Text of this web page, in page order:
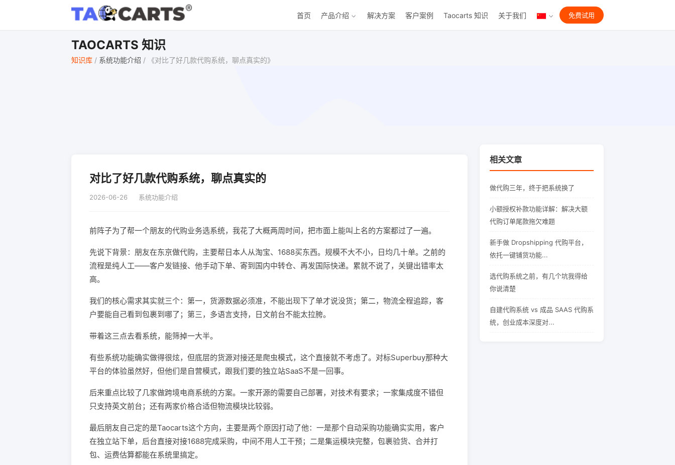
首页 产品介绍 解决方案 客户案例 Taocarts 知识 关于我们 免费试用
TAOCARTS 知识
知识库 / 系统功能介绍 / 《对比了好几款代购系统，聊点真实的》
对比了好几款代购系统，聊点真实的
2026-06-26 系统功能介绍
前阵子为了帮一个朋友的代购业务选系统，我花了大概两周时间，把市面上能叫上名的方案都过了一遍。
先说下背景：朋友在东京做代购，主要帮日本人从淘宝、1688买东西。规模不大不小，日均几十单。之前的
流程是纯人工——客户发链接、他手动下单、寄到国内中转仓、再发国际快递。累就不说了，关键出错率太
高。
我们的核心需求其实就三个：第一，货源数据必须准，不能出现下了单才说没货；第二，物流全程追踪，客
户要能自己看到包裹到哪了；第三，多语言支持，日文前台不能太拉胯。
带着这三点去看系统，能筛掉一大半。
有些系统功能确实做得很炫，但底层的货源对接还是爬虫模式，这个直接就不考虑了。对标Superbuy那种大
平台的体验虽然好，但他们是自营模式，跟我们要的独立站SaaS不是一回事。
后来重点比较了几家做跨境电商系统的方案。一家开源的需要自己部署，对技术有要求；一家集成度不错但
只支持英文前台；还有两家价格合适但物流模块比较弱。
最后朋友自己定的是Taocarts这个方向，主要是两个原因打动了他：一是那个自动采购功能确实实用，客户
在独立站下单，后台直接对接1688完成采购，中间不用人工干预；二是集运模块完整，包裹验货、合并打
包、运费估算都能在系统里搞定。
相关文章
做代购三年，终于把系统换了
小额授权补款功能详解：解决大额
代购订单尾款拖欠难题
新手做 Dropshipping 代购平台，
依托一键铺货功能...
选代购系统之前，有几个坑我得给
你说清楚
自建代购系统 vs 成品 SAAS 代购系
统，创业成本深度对...